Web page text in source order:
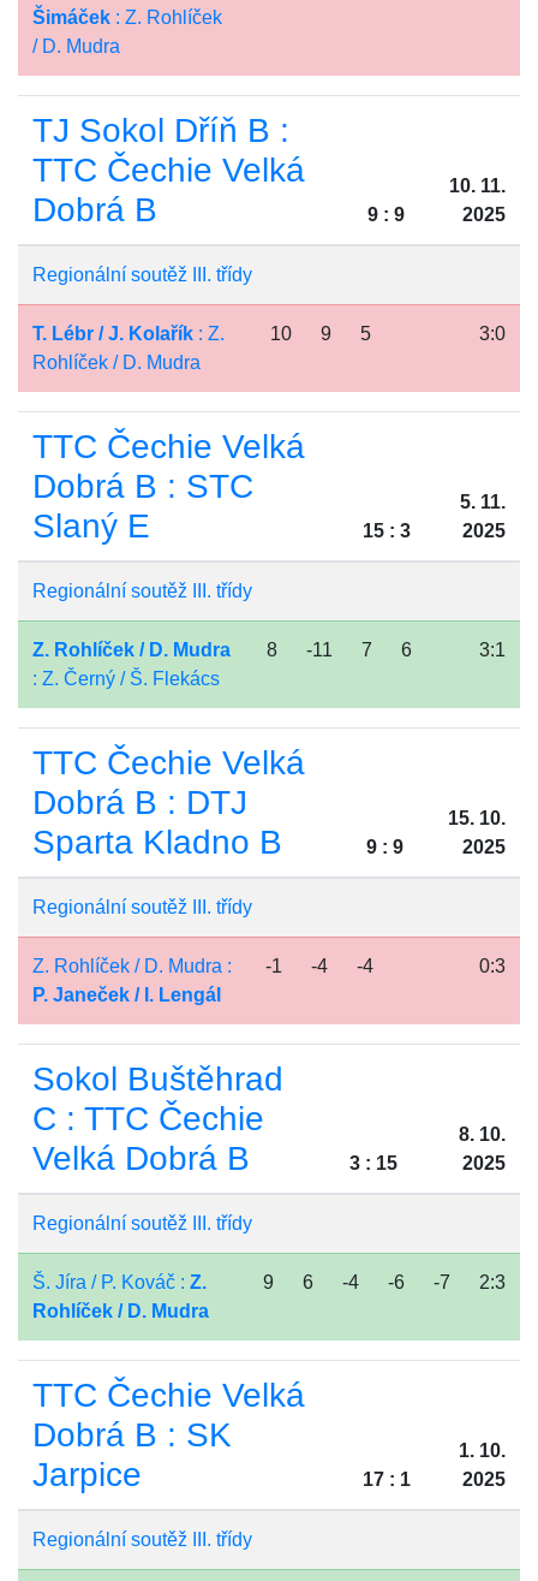
Šimáček : Z. Rohlíček
/ D. Mudra
TJ Sokol Dříň B :
TTC Čechie Velká
Dobrá B
9 : 9
10. 11.
2025
Regionální soutěž III. třídy
T. Lébr / J. Kolařík : Z.
Rohlíček / D. Mudra
10 9 5 3:0
TTC Čechie Velká
Dobrá B : STC
Slaný E
15 : 3
5. 11.
2025
Regionální soutěž III. třídy
Z. Rohlíček / D. Mudra
: Z. Černý / Š. Flekács
8 -11 7 6 3:1
TTC Čechie Velká
Dobrá B : DTJ
Sparta Kladno B
9 : 9
15. 10.
2025
Regionální soutěž III. třídy
Z. Rohlíček / D. Mudra :
P. Janeček / I. Lengál
-1 -4 -4 0:3
Sokol Buštěhrad
C : TTC Čechie
Velká Dobrá B
3 : 15
8. 10.
2025
Regionální soutěž III. třídy
Š. Jíra / P. Kováč : Z.
Rohlíček / D. Mudra
9 6 -4 -6 -7 2:3
TTC Čechie Velká
Dobrá B : SK
Jarpice
17 : 1
1. 10.
2025
Regionální soutěž III. třídy